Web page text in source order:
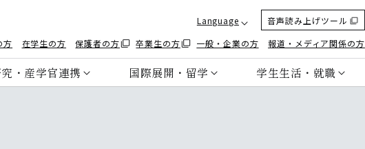
Language
音声読み上げツール
方
在学生の方 保護者の方 卒業生の方 一般・企業の方 報道・メディア関係の方
・産学官連携 国際展開・留学 学生生活・就職